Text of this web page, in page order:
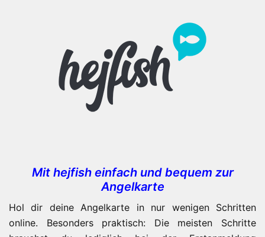
Mit hejfish einfach und bequem zur
Angelkarte
Hol dir deine Angelkarte in nur wenigen Schritten
online. Besonders praktisch: Die meisten Schritte